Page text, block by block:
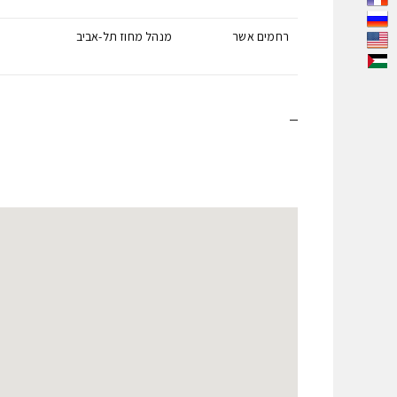
רחמים אשר מנהל מחוז תל-אביב
–